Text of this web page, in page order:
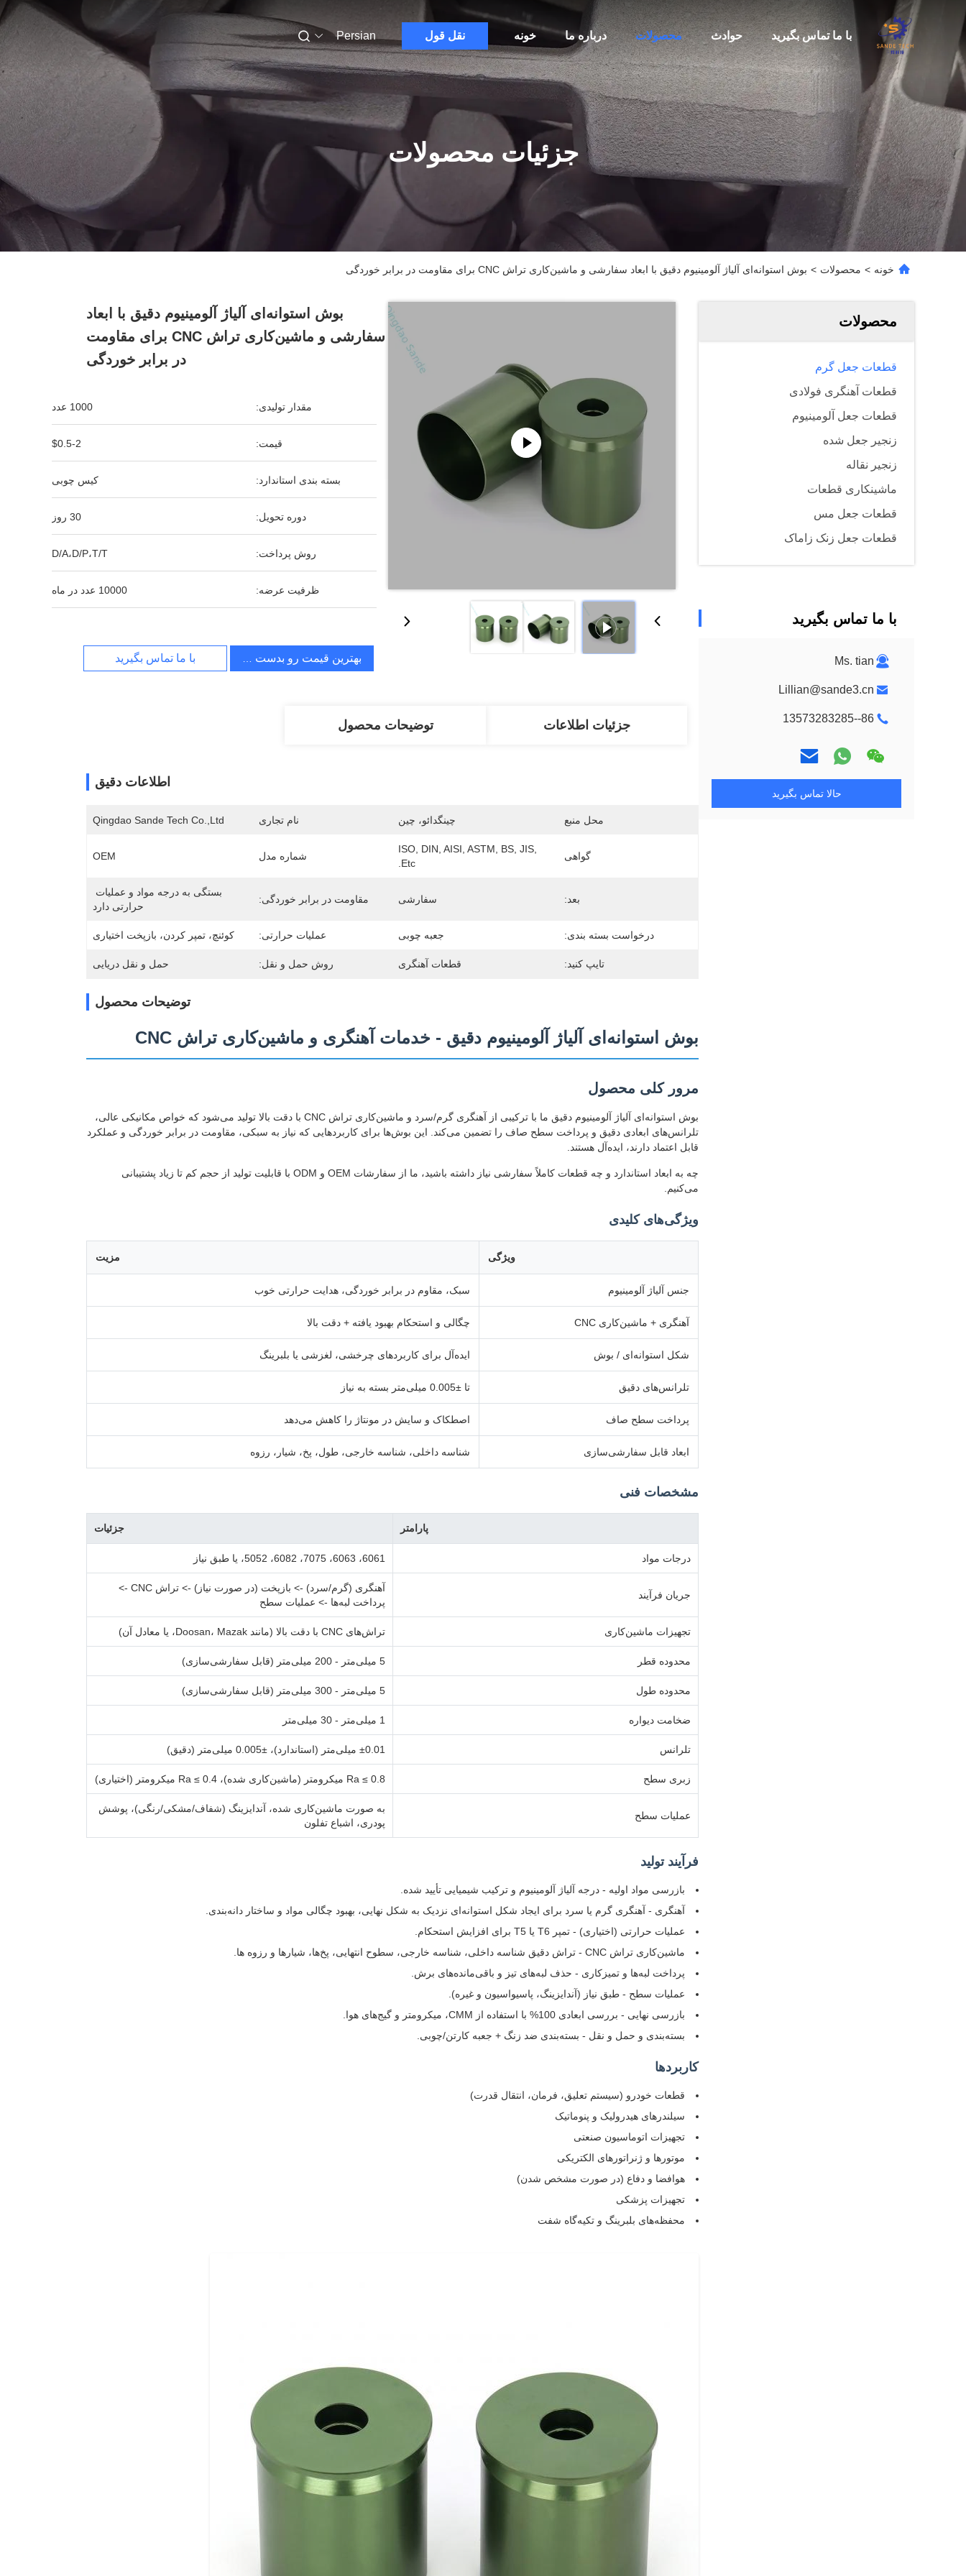
خونه درباره ما محصولات حوادث با ما تماس بگیرید نقل قول Persian
جزئیات محصولات
خونه > محصولات > بوش استوانه‌ای آلیاژ آلومینیوم دقیق با ابعاد سفارشی و ماشین‌کاری تراش CNC برای مقاومت در برابر خوردگی
محصولات
قطعات جعل گرم
قطعات آهنگری فولادی
قطعات جعل آلومینیوم
زنجیر جعل شده
زنجیر نقاله
ماشینکاری قطعات
قطعات جعل مس
قطعات جعل زنک زاماک
با ما تماس بگیرید
Ms. tian
Lillian@sande3.cn
86--13573283285
حالا تماس بگیرید
بوش استوانه‌ای آلیاژ آلومینیوم دقیق با ابعاد
سفارشی و ماشین‌کاری تراش CNC برای مقاومت
در برابر خوردگی
مقدار تولیدی: 1000 عدد
قیمت: $0.5-2
بسته بندی استاندارد: کیس چوبی
دوره تحویل: 30 روز
روش پرداخت: D/A،D/P،T/T
ظرفیت عرضه: 10000 عدد در ماه
بهترین قیمت رو بدست بیار با ما تماس بگیرید
جزئیات اطلاعات توضیحات محصول
اطلاعات دقیق
محل منبع چینگدائو، چین نام تجاری Qingdao Sande Tech Co.,Ltd
گواهی
ISO, DIN, AISI, ASTM, BS, JIS,
Etc.
شماره مدل OEM
بعد: سفارشی مقاومت در برابر خوردگی:
حرارتی دارد
درخواست بسته بندی: جعبه چوبی عملیات حرارتی: کوئنچ، تمپر کردن، بازپخت اختیاری
تایپ کنید: قطعات آهنگری روش حمل و نقل: حمل و نقل دریایی
توضیحات محصول
بوش استوانه‌ای آلیاژ آلومینیوم دقیق - خدمات آهنگری و ماشین‌کاری تراش CNC
مرور کلی محصول
بوش استوانه‌ای آلیاژ آلومینیوم دقیق ما با ترکیبی از آهنگری گرم/سرد و ماشین‌کاری تراش CNC با دقت بالا تولید می‌شود که خواص مکانیکی عالی،
تلرانس‌های ابعادی دقیق و پرداخت سطح صاف را تضمین می‌کند. این بوش‌ها برای کاربردهایی که نیاز به سبکی، مقاومت در برابر خوردگی و عملکرد
قابل اعتماد دارند، ایده‌آل هستند.
چه به ابعاد استاندارد و چه قطعات کاملاً سفارشی نیاز داشته باشید، ما از سفارشات OEM و ODM با قابلیت تولید از حجم کم تا زیاد پشتیبانی
می‌کنیم.
ویژگی‌های کلیدی
ویژگی مزیت
جنس آلیاژ آلومینیوم سبک، مقاوم در برابر خوردگی، هدایت حرارتی خوب
آهنگری + ماشین‌کاری CNC چگالی و استحکام بهبود یافته + دقت بالا
شکل استوانه‌ای / بوش ایده‌آل برای کاربردهای چرخشی، لغزشی یا بلبرینگ
تلرانس‌های دقیق تا ±0.005 میلی‌متر بسته به نیاز
پرداخت سطح صاف اصطکاک و سایش در مونتاژ را کاهش می‌دهد
ابعاد قابل سفارشی‌سازی شناسه داخلی، شناسه خارجی، طول، پخ، شیار، رزوه
مشخصات فنی
پارامتر جزئیات
درجات مواد 6061، 6063، 7075، 6082، 5052، یا طبق نیاز
جریان فرآیند
آهنگری (گرم/سرد) -> بازپخت (در صورت نیاز) -> تراش CNC ->
پرداخت لبه‌ها -> عملیات سطح
تجهیزات ماشین‌کاری تراش‌های CNC با دقت بالا (مانند Doosan، Mazak، یا معادل آن)
محدوده قطر 5 میلی‌متر - 200 میلی‌متر (قابل سفارشی‌سازی)
محدوده طول 5 میلی‌متر - 300 میلی‌متر (قابل سفارشی‌سازی)
ضخامت دیواره 1 میلی‌متر - 30 میلی‌متر
تلرانس ±0.01 میلی‌متر (استاندارد)، ±0.005 میلی‌متر (دقیق)
زبری سطح Ra ≤ 0.8 میکرومتر (ماشین‌کاری شده)، Ra ≤ 0.4 میکرومتر (اختیاری)
عملیات سطح
به صورت ماشین‌کاری شده، آندایزینگ (شفاف/مشکی/رنگی)، پوشش
پودری، اشباع تفلون
فرآیند تولید
بازرسی مواد اولیه - درجه آلیاژ آلومینیوم و ترکیب شیمیایی تأیید شده.
آهنگری - آهنگری گرم یا سرد برای ایجاد شکل استوانه‌ای نزدیک به شکل نهایی، بهبود چگالی مواد و ساختار دانه‌بندی.
عملیات حرارتی (اختیاری) - تمپر T6 یا T5 برای افزایش استحکام.
ماشین‌کاری تراش CNC - تراش دقیق شناسه داخلی، شناسه خارجی، سطوح انتهایی، پخ‌ها، شیارها و رزوه ها.
پرداخت لبه‌ها و تمیزکاری - حذف لبه‌های تیز و باقی‌مانده‌های برش.
عملیات سطح - طبق نیاز (آندایزینگ، پاسیواسیون و غیره).
بازرسی نهایی - بررسی ابعادی 100% با استفاده از CMM، میکرومتر و گیج‌های هوا.
بسته‌بندی و حمل و نقل - بسته‌بندی ضد زنگ + جعبه کارتن/چوبی.
کاربردها
قطعات خودرو (سیستم تعلیق، فرمان، انتقال قدرت)
سیلندرهای هیدرولیک و پنوماتیک
تجهیزات اتوماسیون صنعتی
موتورها و ژنراتورهای الکتریکی
هوافضا و دفاع (در صورت مشخص شدن)
تجهیزات پزشکی
محفظه‌های بلبرینگ و تکیه‌گاه شفت